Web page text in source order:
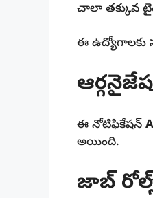
చాలా తక్కువ టైం
ఈ ఉద్యోగాలకు
ఈ నోటిఫికేషన్
అయింది.
జాబ్